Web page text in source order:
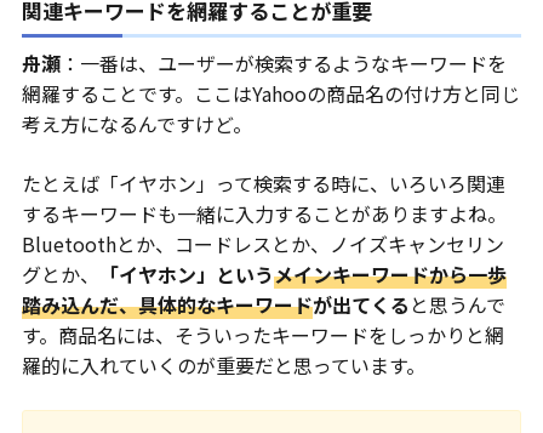
関連キーワードを網羅することが重要
舟瀬 ：一番は、ユーザーが検索するようなキーワードを
網羅することです。ここはYahooの商品名の付け方と同じ
考え方になるんですけど。
たとえば「イヤホン」って検索する時に、いろいろ関連
するキーワードも一緒に入力することがありますよね。
Bluetoothとか、コードレスとか、ノイズキャンセリン
グとか、
「イヤホン」というメインキーワードから一歩
踏み込んだ、具体的なキーワードが出てくる と思うんで
す。商品名には、そういったキーワードをしっかりと網
羅的に入れていくのが重要だと思っています。